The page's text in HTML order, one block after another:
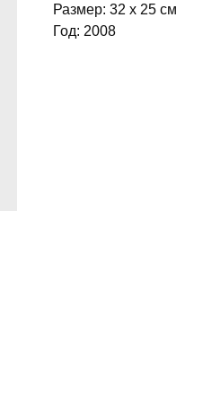
Размер: 32 x 25 см
Год: 2008